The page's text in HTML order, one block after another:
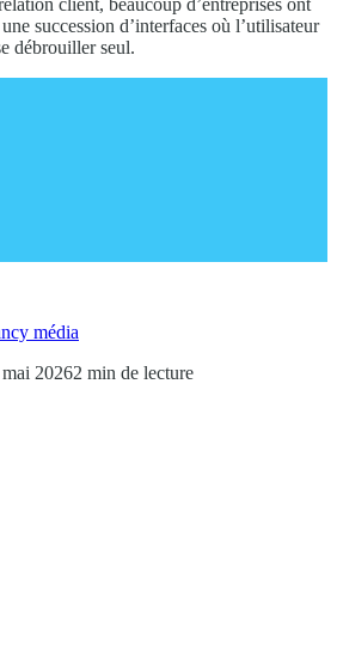
succession d’interfaces où l’utilisateur
débrouiller seul.
média
20262 min de lecture